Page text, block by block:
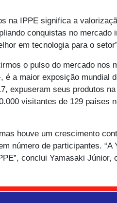
na IPPE significa a
conquistas no mercado
em tecnologia para o
o pulso do mercado nos
a maior exposição mundial
expuseram seus produtos
visitantes de 129 países
houve um crescimento
número de participantes. “A
conclui Yamasaki Júnior,